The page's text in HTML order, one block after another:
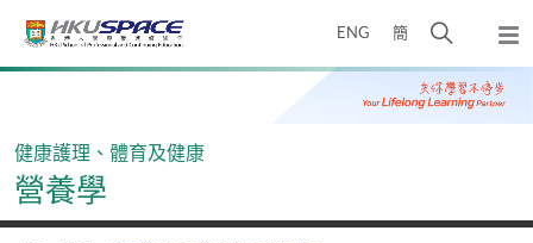
ENG 簡
開
搜
尋
彈
出
主
Main
健康護理、體育及健康
營養學